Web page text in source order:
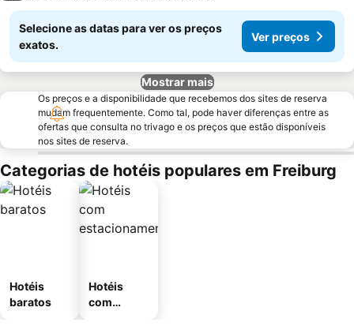
Selecione as datas para ver os preços
exatos.
Ver preços
Mostrar mais
Os preços e a disponibilidade que recebemos dos sites de reserva
mudam frequentemente. Como tal, pode haver diferenças entre as
ofertas que consulta no trivago e os preços que estão disponíveis
nos sites de reserva.
Categorias de hotéis populares em Freiburg
Hotéis
baratos
Hotéis
com